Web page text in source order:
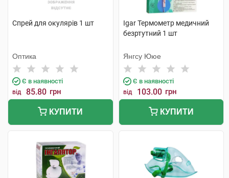
Спрей для окулярів 1 шт
Оптика
Є в наявності
від 85.80 грн
КУПИТИ
Igar Термометр медичний
безртутний 1 шт
Янгсу Ююе
Є в наявності
від 103.00 грн
КУПИТИ